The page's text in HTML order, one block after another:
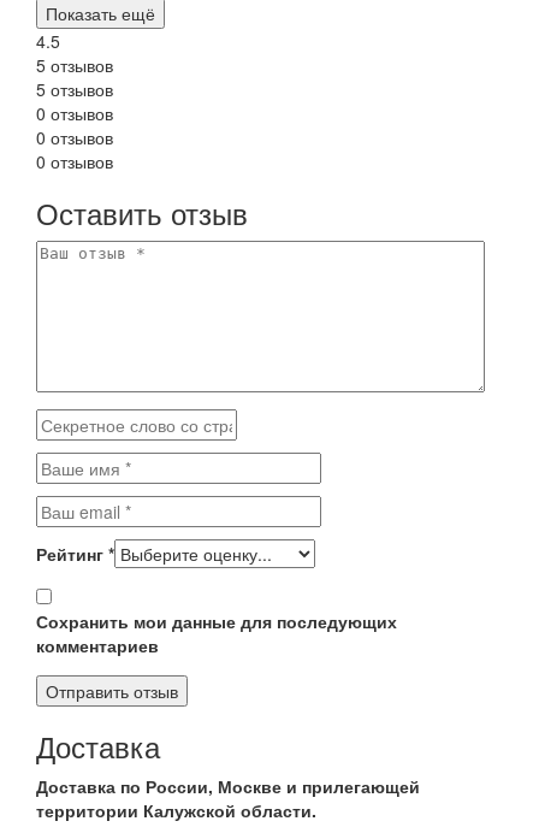
Показать ещё
4.5
5 отзывов
5 отзывов
0 отзывов
0 отзывов
0 отзывов
Оставить отзыв
Рейтинг *
Сохранить мои данные для последующих
комментариев
Доставка
Доставка по России, Москве и прилегающей
территории Калужской области.